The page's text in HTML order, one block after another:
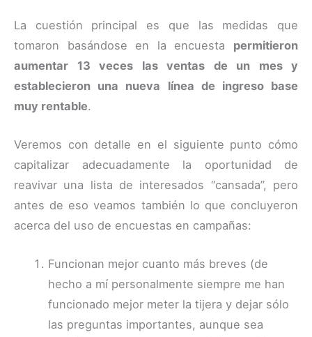
La cuestión principal es que las medidas que
tomaron basándose en la encuesta permitieron
aumentar 13 veces las ventas de un mes y
establecieron una nueva línea de ingreso base
muy rentable.
Veremos con detalle en el siguiente punto cómo
capitalizar adecuadamente la oportunidad de
reavivar una lista de interesados “cansada”, pero
antes de eso veamos también lo que concluyeron
acerca del uso de encuestas en campañas:
Funcionan mejor cuanto más breves (de
hecho a mí personalmente siempre me han
funcionado mejor meter la tijera y dejar sólo
las preguntas importantes, aunque sea